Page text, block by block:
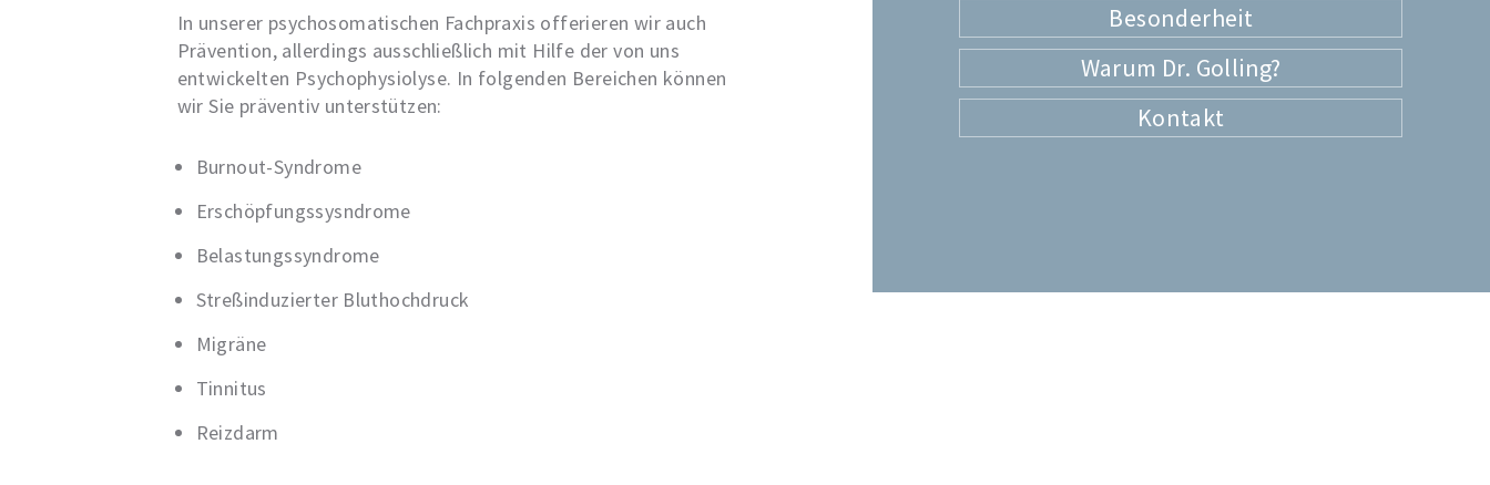
In unserer psychosomatischen Fachpraxis offerieren wir auch
Prävention, allerdings ausschließlich mit Hilfe der von uns
entwickelten Psychophysiolyse. In folgenden Bereichen können
wir Sie präventiv unterstützen:
Burnout-Syndrome
Erschöpfungssysndrome
Belastungssyndrome
Streßinduzierter Bluthochdruck
Migräne
Tinnitus
Reizdarm
Besonderheit
Warum Dr. Golling?
Kontakt